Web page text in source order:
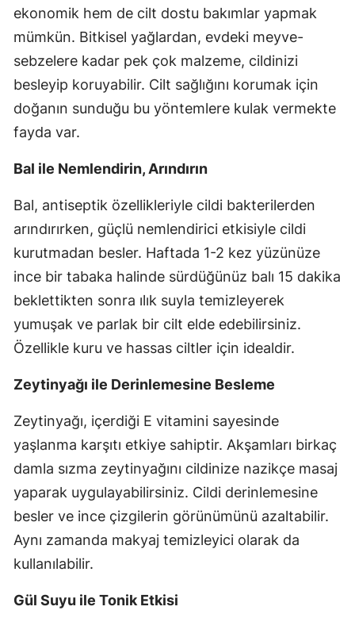
ekonomik hem de cilt dostu bakımlar yapmak
mümkün. Bitkisel yağlardan, evdeki meyve-
sebzelere kadar pek çok malzeme, cildinizi
besleyip koruyabilir. Cilt sağlığını korumak için
doğanın sunduğu bu yöntemlere kulak vermekte
fayda var.
Bal ile Nemlendirin, Arındırın
Bal, antiseptik özellikleriyle cildi bakterilerden
arındırırken, güçlü nemlendirici etkisiyle cildi
kurutmadan besler. Haftada 1-2 kez yüzünüze
ince bir tabaka halinde sürdüğünüz balı 15 dakika
beklettikten sonra ılık suyla temizleyerek
yumuşak ve parlak bir cilt elde edebilirsiniz.
Özellikle kuru ve hassas ciltler için idealdir.
Zeytinyağı ile Derinlemesine Besleme
Zeytinyağı, içerdiği E vitamini sayesinde
yaşlanma karşıtı etkiye sahiptir. Akşamları birkaç
damla sızma zeytinyağını cildinize nazikçe masaj
yaparak uygulayabilirsiniz. Cildi derinlemesine
besler ve ince çizgilerin görünümünü azaltabilir.
Aynı zamanda makyaj temizleyici olarak da
kullanılabilir.
Gül Suyu ile Tonik Etkisi